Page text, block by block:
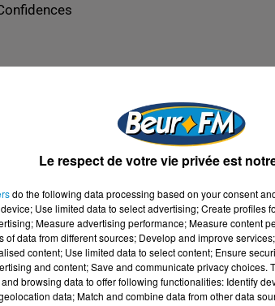
Le respect de votre vie privée est
do the following data processing based on your consent
Use limited data to select advertising; Create profiles
Measure advertising performance; Measure content
of data from different sources; Develop and improve
content; Use limited data to select content; Ensure
and content; Save and communicate privacy choices.
browsing data to offer following functionalities: Identify
data; Match and combine data from other data